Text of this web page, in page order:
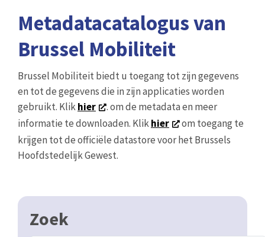
Metadatacatalogus van
Brussel Mobiliteit
Brussel Mobiliteit biedt u toegang tot zijn gegevens
en tot de gegevens die in zijn applicaties worden
gebruikt. Klikhier
. om de metadata en meer
informatie te downloaden. Klikhier
om toegang te
krijgen tot de officiële datastore voor het Brussels
Hoofdstedelijk Gewest.
Zoek